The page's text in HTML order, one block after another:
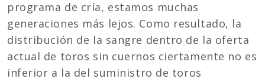
programa de cría, estamos muchas
generaciones más lejos. Como resultado, la
distribución de la sangre dentro de la oferta
actual de toros sin cuernos ciertamente no es
inferior a la del suministro de toros